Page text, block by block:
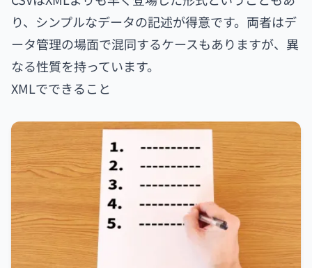
り、シンプルなデータの記述が得意です。両者はデ
ータ管理の場面で混同するケースもありますが、異
なる性質を持っています。
XMLでできること